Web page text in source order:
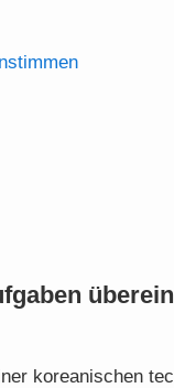
koreanischen